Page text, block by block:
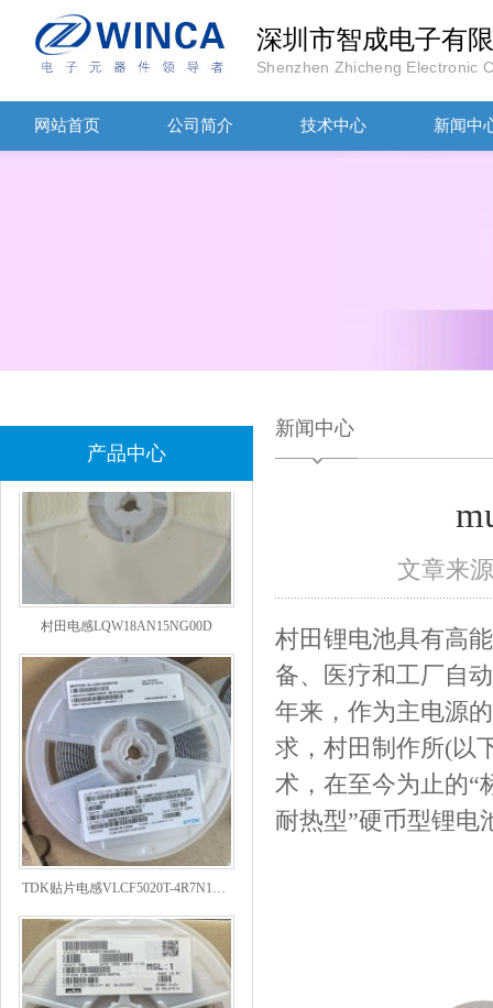
深圳市智成电子有
Shenzhen Zhicheng Electronic
网站首页 公司简介 技术中心 新闻中
产品中心
新闻中心
文章来
村田锂电池具有高
备、医疗和工厂自
年来，作为主电源
求，村田制作所(以
术，在至今为止的“
耐热型”硬币型锂电